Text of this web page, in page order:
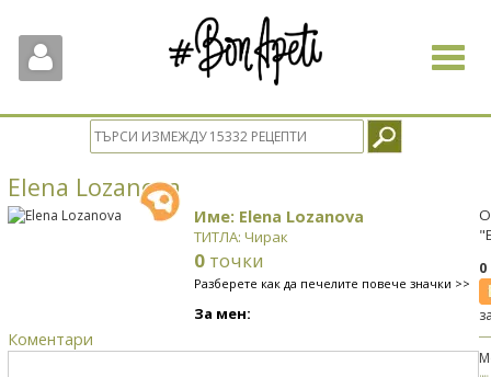
Toggle
Elena Lozanova
Име: Elena Lozanova
ТИТЛА: Чирак
0 точки
Разберете как да печелите повече значки >>
За мен:
Коментари